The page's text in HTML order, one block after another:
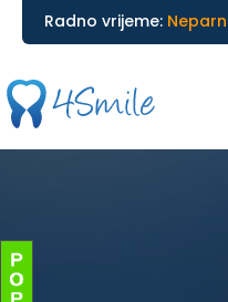
Radno vrijeme: